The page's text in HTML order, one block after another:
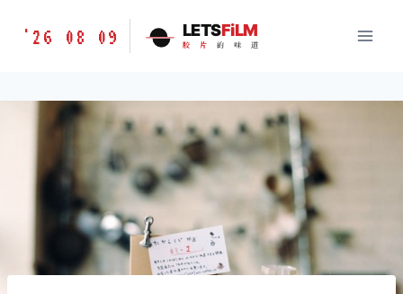
胶
味
'26 08 09 LETSFiLM
胶 片 的 味 道